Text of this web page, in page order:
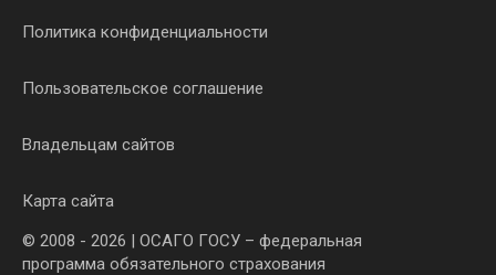
Политика конфиденциальности
Пользовательское соглашение
Владельцам сайтов
Карта сайта
© 2008 - 2026 | ОСАГО ГОСУ – федеральная
программа обязательного страхования